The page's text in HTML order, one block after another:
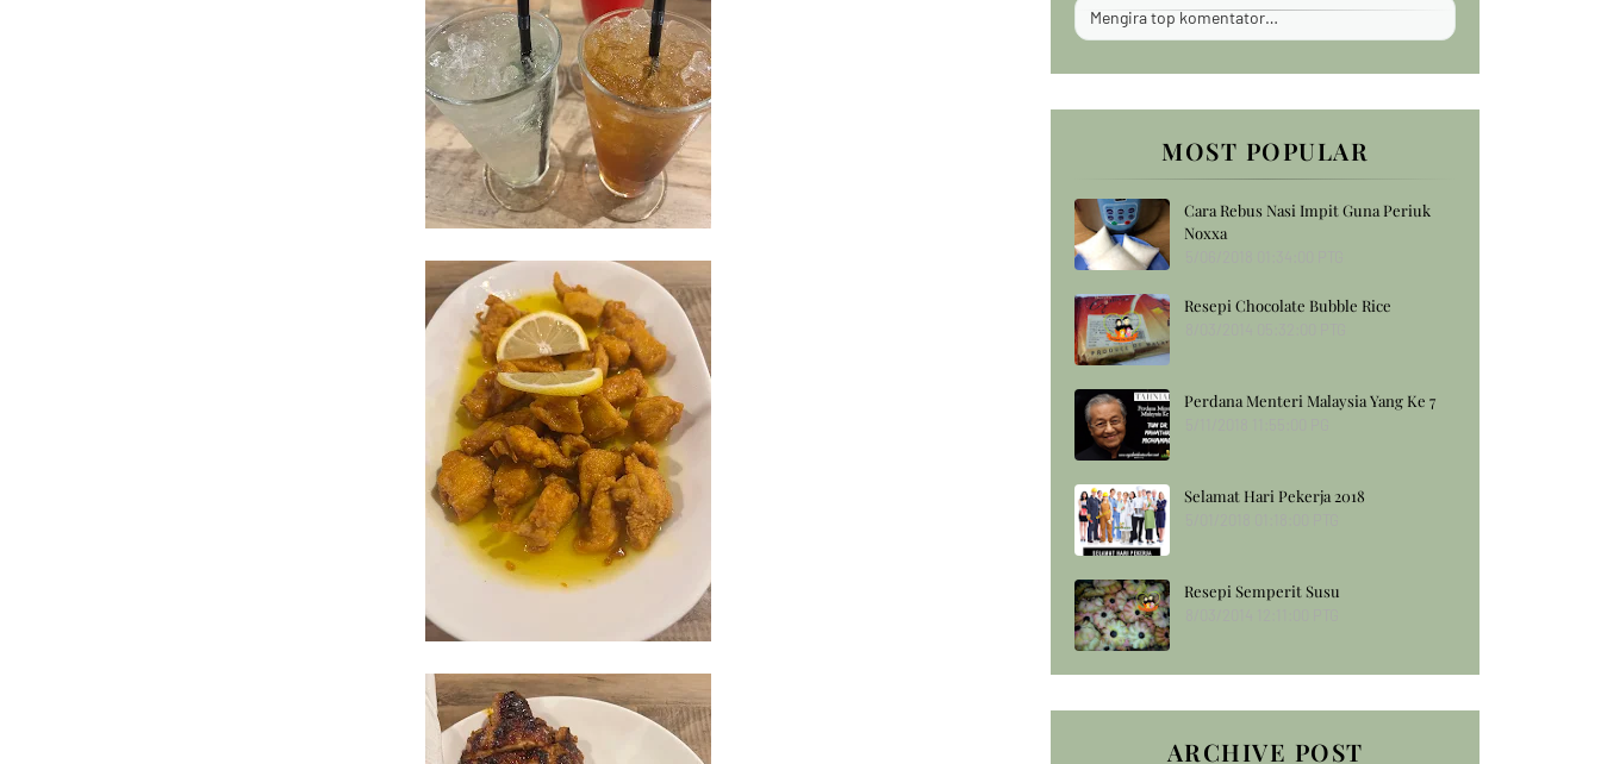
Mengira top komentator…
MOST POPULAR
Cara Rebus Nasi Impit Guna Periuk
Noxxa
Resepi Chocolate Bubble Rice
Perdana Menteri Malaysia Yang Ke 7
Selamat Hari Pekerja 2018
Resepi Semperit Susu
ARCHIVE POST